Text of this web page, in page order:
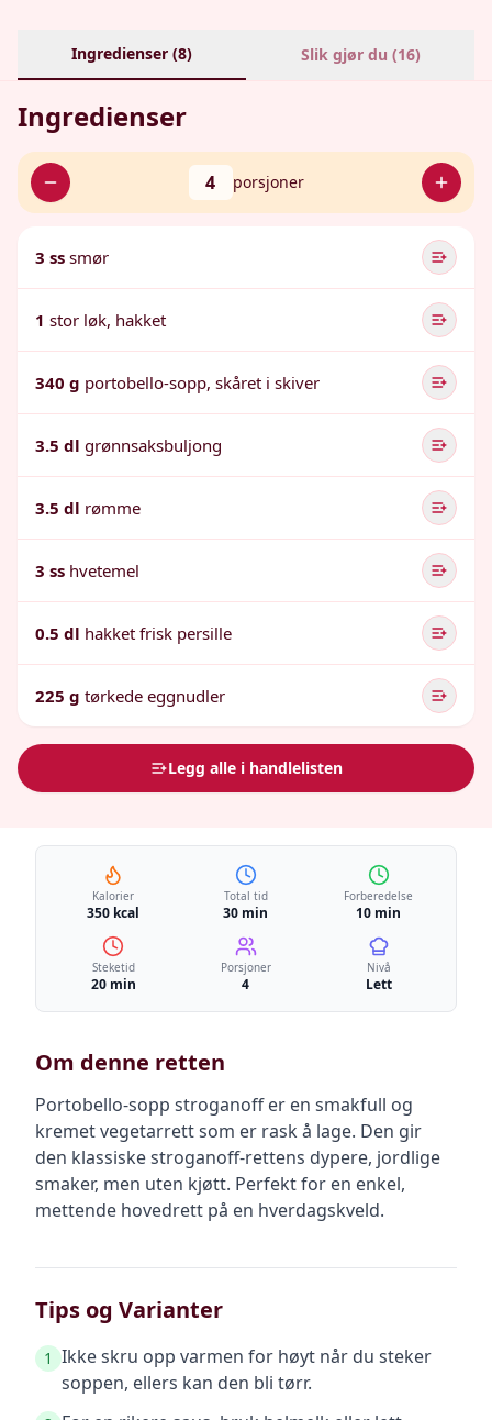
Ingredienser (8) Slik gjør du (16)
Ingredienser
4 porsjoner
3 ss smør
1 stor løk, hakket
340 g portobello-sopp, skåret i skiver
3.5 dl grønnsaksbuljong
3.5 dl rømme
3 ss hvetemel
0.5 dl hakket frisk persille
225 g tørkede eggnudler
Legg alle i handlelisten
Kalorier
350 kcal
Total tid
30 min
Forberedelse
10 min
Steketid
20 min
Porsjoner
4
Nivå
Lett
Om denne retten
Portobello-sopp stroganoff er en smakfull og
kremet vegetarrett som er rask å lage. Den gir
den klassiske stroganoff-rettens dypere, jordlige
smaker, men uten kjøtt. Perfekt for en enkel,
mettende hovedrett på en hverdagskveld.
Tips og Varianter
1 Ikke skru opp varmen for høyt når du steker
soppen, ellers kan den bli tørr.